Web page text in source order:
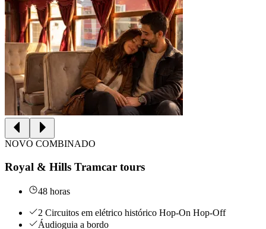
NOVO COMBINADO
Royal & Hills Tramcar tours
48 horas
2 Circuitos em elétrico histórico Hop-On Hop-Off
Áudioguia a bordo